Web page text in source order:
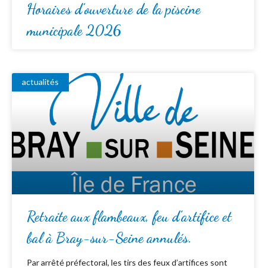
Horaires d’ouverture de la piscine
municipale 2026
actualités
Retraite aux flambeaux, feu d’artifice et
bal à Bray-sur-Seine annulés.
Par arrêté préfectoral, les tirs des feux d’artifices sont